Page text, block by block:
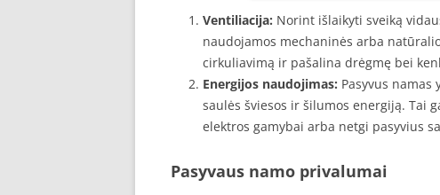
Ventiliacija: Norint išlaikyti sveiką
naudojamos mechaninės arba
cirkuliavimą ir pašalina drėgmę bei
Energijos naudojimas: Pasyvus
saulės šviesos ir šilumos energiją. Tai
elektros gamybai arba netgi pasyvius
Pasyvaus namo privalumai